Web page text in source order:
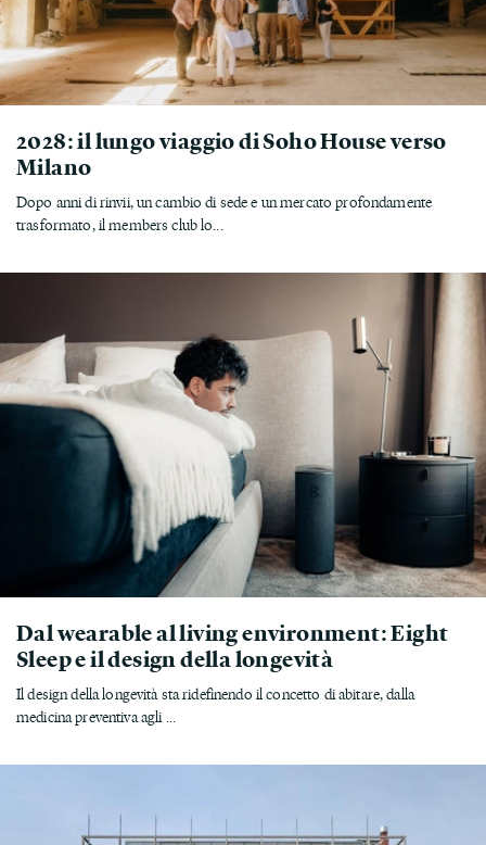
2028: il lungo viaggio di Soho House verso
Milano
Dopo anni di rinvii, un cambio di sede e un mercato profondamente
trasformato, il members club lo...
Dal wearable al living environment: Eight
Sleep e il design della longevità
Il design della longevità sta ridefinendo il concetto di abitare, dalla
medicina preventiva agli ...